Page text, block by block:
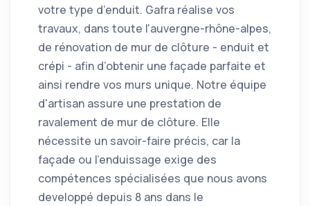
votre type d’enduit. Gafra réalise vos
travaux, dans toute l'auvergne-rhône-alpes,
de rénovation de mur de clôture - enduit et
crépi - afin d’obtenir une façade parfaite et
ainsi rendre vos murs unique. Notre équipe
d'artisan assure une prestation de
ravalement de mur de clôture. Elle
nécessite un savoir-faire précis, car la
façade ou l'enduissage exige des
compétences spécialisées que nous avons
developpé depuis 8 ans dans le